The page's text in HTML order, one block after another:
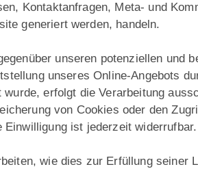
Kontaktanfragen, Meta- und
generiert werden, handeln.
unseren potenziellen und
unseres Online-Angebots
erfolgt die Verarbeitung
von Cookies oder den
ist jederzeit widerrufbar.
wie dies zur Erfüllung seiner